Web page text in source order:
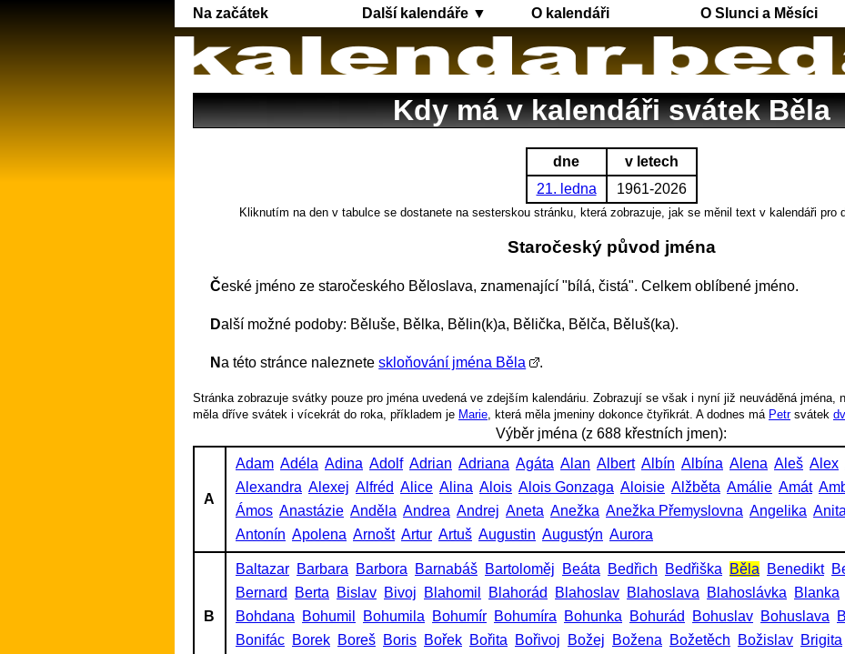
Na začátek Další kalendáře ▼ O kalendáři O Slunci a Měsíci
Kdy má v kalendáři svátek Běla
dne
v letech
21. ledna
1961-2026
Kliknutím na den v tabulce se dostanete na sesterskou stránku, která zobrazuje, jak se měnil text v kalendáři pro
Staročeský původ jména
České jméno ze staročeského Běloslava, znamenající "bílá, čistá". Celkem oblíbené jméno.
Další možné podoby: Běluše, Bělka, Bělin(k)a, Bělička, Bělča, Běluš(ka).
Na této stránce nalezneteskloňování jména Běla .
Stránka zobrazuje svátky pouze pro jména uvedená ve zdejším kalendáriu. Zobrazují se však i nyní již neuváděná jména,
měla dříve svátek i vícekrát do roka, příkladem je Marie , která měla jmeniny dokonce čtyřikrát. A dodnes má Petrsvátek
Výběr jména (z 688 křestních jmen):
A
Adam Adéla Adina Adolf Adrian Adriana Agáta Alan Albert Albín Albína Alena Aleš Alex
Alexandra Alexej Alfréd Alice Alina Alois Alois Gonzaga Aloisie Alžběta Amálie Amát
Ámos Anastázie Anděla Andrea Andrej Aneta Anežka Anežka Přemyslovna Angelika Anita
Antonín Apolena Arnošt Artur Artuš Augustin Augustýn Aurora
B
Baltazar Barbara Barbora Barnabáš Bartoloměj Beáta Bedřich Bedřiška Běla Benedikt
Bernard
Berta Bislav Bivoj Blahomil Blahorád Blahoslav Blahoslava Blahoslávka Blanka
Bohdana
Bohumil Bohumila Bohumír Bohumíra Bohunka Bohurád Bohuslav Bohuslava
Bonifác Borek Boreš Boris Bořek Bořita Bořivoj Božej Božena Božetěch Božislav Brigita